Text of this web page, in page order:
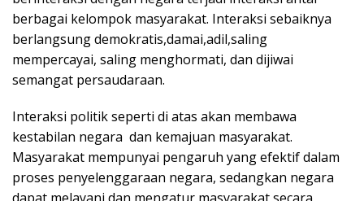
berbagai kelompok masyarakat. Interaksi sebaiknya
berlangsung demokratis,damai,adil,saling
mempercayai, saling menghormati, dan dijiwai
semangat persaudaraan.
Interaksi politik seperti di atas akan membawa
kestabilan negara dan kemajuan masyarakat.
Masyarakat mempunyai pengaruh yang efektif dalam
proses penyelenggaraan negara, sedangkan negara